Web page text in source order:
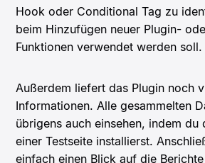
Hook oder Conditional Tag zu
beim Hinzufügen neuer Plugin-
Funktionen verwendet werden soll.
Außerdem liefert das Plugin noch
Informationen. Alle gesammelten
übrigens auch einsehen, indem du
einer Testseite installierst.
einfach einen Blick auf die